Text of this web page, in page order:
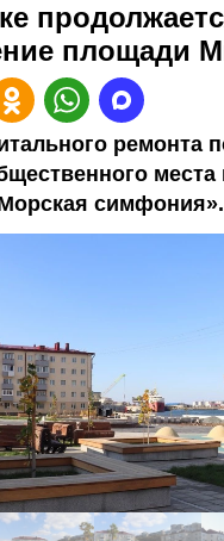
площади
ремонта
места
симфония».